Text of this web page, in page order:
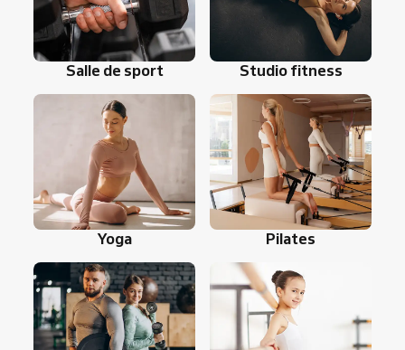
Salle de sport Studio fitness
Yoga Pilates